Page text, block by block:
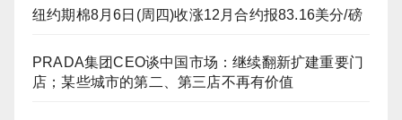
纽约期棉8月6日(周四)收涨12月合约报83.16美分/磅
PRADA集团CEO谈中国市场：继续翻新扩建重要门
店；某些城市的第二、第三店不再有价值